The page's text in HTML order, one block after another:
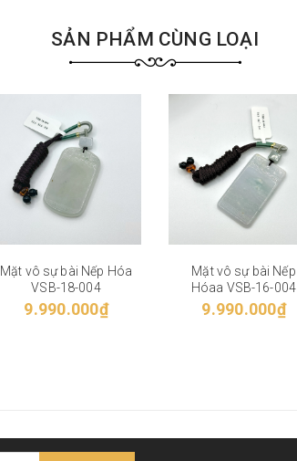
SẢN PHẨM CÙNG LOẠI
Mặt vô sự bài Nếp Hóa
VSB-18-004
9.990.000₫
Mặt vô sự bài Nếp
Hóaa VSB-16-004
9.990.000₫